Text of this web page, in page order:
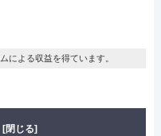
による収益を得ています。
[閉じる]